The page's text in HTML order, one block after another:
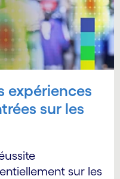
expériences
sur les
sur les